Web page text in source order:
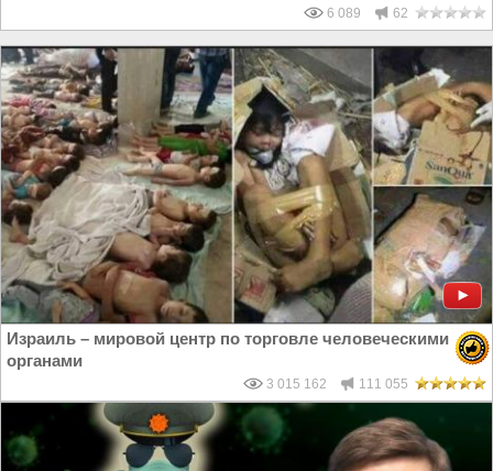
6 089 62
Израиль – мировой центр по торговле человеческими
органами
3 015 162 111 055